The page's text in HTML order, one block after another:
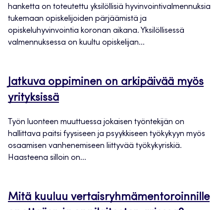
hanketta on toteutettu yksilöllisiä hyvinvointivalmennuksia
tukemaan opiskelijoiden pärjäämistä ja
opiskeluhyvinvointia koronan aikana. Yksilöllisessä
valmennuksessa on kuultu opiskelijan...
Jatkuva oppiminen on arkipäivää myös
yrityksissä
Työn luonteen muuttuessa jokaisen työntekijän on
hallittava paitsi fyysiseen ja psyykkiseen työkykyyn myös
osaamisen vanhenemiseen liittyvää työkykyriskiä.
Haasteena silloin on...
Mitä kuuluu vertaisryhmämentoroinnille